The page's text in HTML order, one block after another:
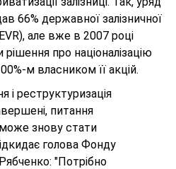
66% державної залізничної
але вже в 2007 році
про націоналізацію
м власником її акцій.
і реструктуризація
питання
може знову стати
голова Фонду
"Потрібно